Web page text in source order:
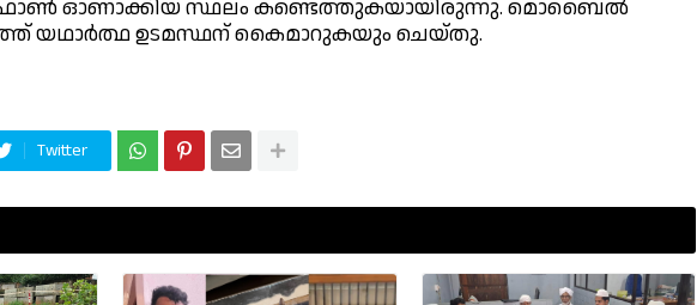
ഓണാക്കിയ സ്ഥലം കണ്ടെത്തുകയായിരുന്നു. മൊബൈൽ
യഥാർത്ഥ ഉടമസ്ഥന് കൈമാറുകയും ചെയ്തു.
Twitter